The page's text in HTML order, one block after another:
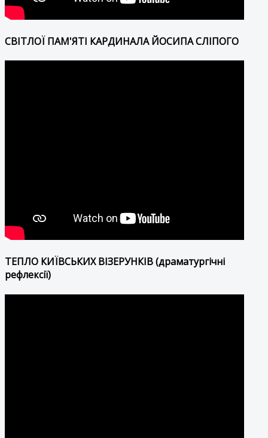
СВІТЛОЇ ПАМ'ЯТІ КАРДИНАЛА ЙОСИПА СЛІПОГО
ТЕПЛО КИЇВСЬКИХ ВІЗЕРУНКІВ (драматургічні
рефлексії)